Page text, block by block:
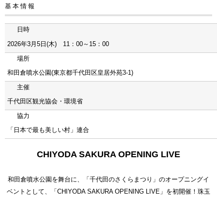
基本情報
日時
2026年3月5日(木) 11：00～15：00
場所
和田倉噴水公園(東京都千代田区皇居外苑3-1)
主催
千代田区観光協会・環境省
協力
「日本で最も美しい村」連合
CHIYODA SAKURA OPENING LIVE
和田倉噴水公園を舞台に、「千代田のさくらまつり」のオープニングイ
ベントとして、「CHIYODA SAKURA OPENING LIVE」を初開催！珠玉